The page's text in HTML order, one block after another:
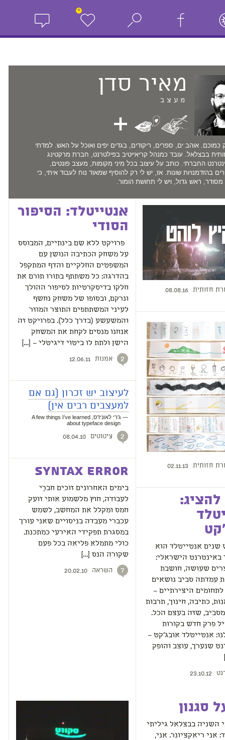
+
מאיר סדן
מעצב
כמוכם. אוהב ים, ספרים, ריקודים, בגדים יפים ואוכל על האש. למדתי
בבצלאל. עובד כמנהל קריאייטיב בפילטרנט, חברת מרקטינג
החברתי. כותב על עיצוב בכל מיני מקומות, מעצב פונטים,
בהזדמנויות שונות. אז, יש לי רק להוסיף שמאוד נוח לעבוד איתי, כי
מסודר, ראש גדול, ויש לי תחושת הומור.
חזותית 08.08.16
חזותית 02.11.13
להציג:
שנים אנטייטלד הוא
באינטרנט הישראלי:
שעושה, חושבת
עמדתה סביב נושאים
היצירתיים –
כתיבה, חינוך, תרבות
שזה בעצם הכל.
פרק חדש בקורות
אנטייטלד אובג'קט –
שנערך, עוצב והופק
23.10.12
אנטייטלד: הסיפור
הסודי
פרויקט ללא שם בינתיים, המבוסס
על משחק הכתיבה הנושן עם
המשפטים החלקיים והדף המתקפל
בהדרגה: כל משתתף בתורו תורם את
חלקו בדיסקרטיות לסיפור ההולך
ונרקם, ובסופו של משחק נחשף
לעיני המשתתפים התוצר המוזר
והמשעשע (בדרך כלל). בפרויקט זה
אנחנו מנסים לקחת את המשחק
הישן ולתת לו ביטוי דיגיטלי – […]
2 אמנות 12.06.11
לעיצוב יש זכרון (גם אם
למעצבים רבים אין)
— ג'רי לאונידס, A few things I’ve learned
about typeface design
2 ציטוטים 08.04.10
Syntax Error
בימים האחרונים זוכים חברַי
לעבודה, חוץ מלשמוע אותי זועק
חמס ומקלל את המחשב, לשמש
עכברי מעבדה בניסויים שאני עורך
במסגרת תפקידי האירעי כמתכנת.
כולי מתמלא פליאה בכל פעם
שקורה הנס […]
7 השראה 20.02.10
סגנון
השניה בבצלאל גיליתי
אני ריאקציונר. אני,